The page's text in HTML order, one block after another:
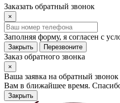
Заказать обратный звонок
×
Заполняя форму, я согласен с
Закрыть Перезвоните
Заказ обратного звонка
×
Ваша заявка на обратный
Вам в ближайшее время.
Закрыть